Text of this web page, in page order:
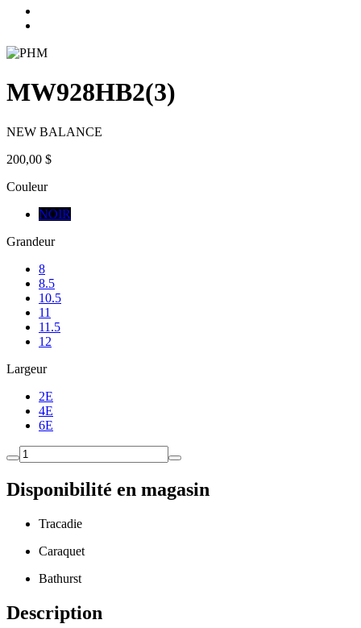
MW928HB2(3)
NEW BALANCE
200,00 $
Couleur
NOIR
Grandeur
8
8.5
10.5
11
11.5
12
Largeur
2E
4E
6E
Disponibilité en magasin
Tracadie
Caraquet
Bathurst
Description